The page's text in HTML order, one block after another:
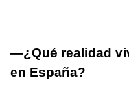
—¿Qué realidad
en España?